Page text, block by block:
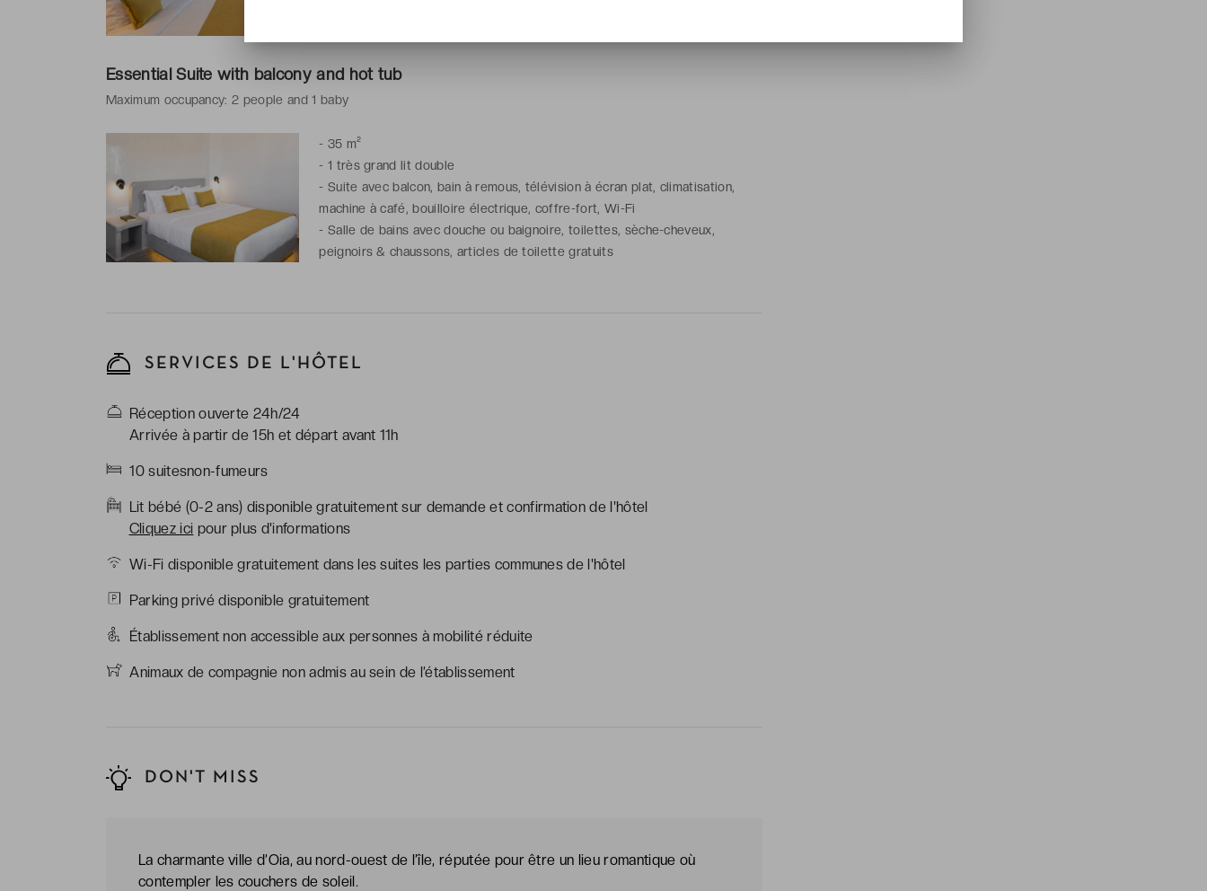
Essential Suite with balcony and hot tub
Maximum occupancy: 2 people and 1 baby
- 35 m²
- 1 très grand lit double
- Suite avec balcon, bain à remous, télévision à écran plat, climatisation,
machine à café, bouilloire électrique, coffre-fort, Wi-Fi
- Salle de bains avec douche ou baignoire, toilettes, sèche-cheveux,
peignoirs & chaussons, articles de toilette gratuits
SERVICES DE L'HÔTEL
Réception ouverte 24h/24
Arrivée à partir de 15h et départ avant 11h
10 suitesnon-fumeurs
Lit bébé (0-2 ans) disponible gratuitement sur demande et confirmation de l'hôtel
Cliquez ici pour plus d'informations
Wi-Fi disponible gratuitement dans les suites les parties communes de l'hôtel
Parking privé disponible gratuitement
Établissement non accessible aux personnes à mobilité réduite
Animaux de compagnie non admis au sein de l’établissement
DON'T MISS
La charmante ville d’Oia, au nord-ouest de l’île, réputée pour être un lieu romantique où
contempler les couchers de soleil.